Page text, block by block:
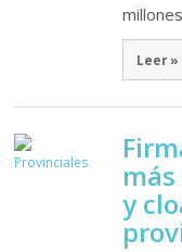
Leer »
y